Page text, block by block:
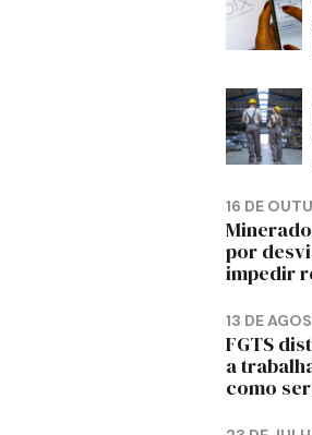
16 DE
por
impedir
13 DE
FGTS
a
como